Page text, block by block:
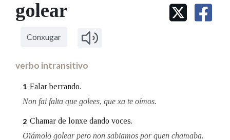
IDENTIDADE CORPORATIVA
MARCIAL DEL ADALID
FIGURAS HOMENAXEADAS
Facebook
TwitterYoutubeInstagram
BUSCAR NOS LEMAS
Comeza por
golear
Conxugar
verbo intransitivo
1 Falar berrando.
Non fai falta que golees, que xa te oímos.
2 Chamar de lonxe dando voces.
Oïámolo golear pero non sabiamos por quen chamaba.